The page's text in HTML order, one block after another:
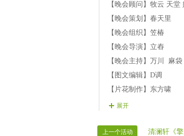
【16演员】郎君 演
【17演员】丸子 二
【18演员】海哥 演
【19演员】51vv 演
【20演员】漂泊 演
【21演员】丑魅 演
【晚会顾问】牧云 天堂
【晚会策划】春天里
【晚会组织】笠椿
【晚会导演】立舂
【晚会主持】万川 麻袋
【图文编辑】D调
【片花制作】东方啸
【晚会片花】莲子 封心
【晚会协调】冰冷 笑笑
展开
上一个活动 清澜轩《